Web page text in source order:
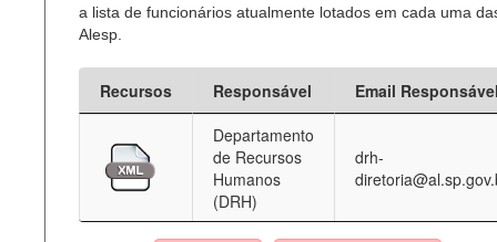
a lista de funcionários atualmente lotados em cada uma
Alesp.
Recursos Responsável
Email
Departamento
de Recursos
Humanos
(DRH)
drh-